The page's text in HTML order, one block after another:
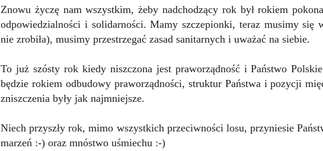
Znowu życzę nam wszystkim, żeby nadchodzący rok był rokiem
odpowiedzialności i solidarności. Mamy szczepionki, teraz musimy się
nie zrobiła), musimy przestrzegać zasad sanitarnych i uważać na siebie.
To już szósty rok kiedy niszczona jest praworządność i Państwo
będzie rokiem odbudowy praworządności, struktur Państwa i pozycji
zniszczenia były jak najmniejsze.
Niech przyszły rok, mimo wszystkich przeciwności losu, przyniesie
marzeń :-) oraz mnóstwo uśmiechu :-)